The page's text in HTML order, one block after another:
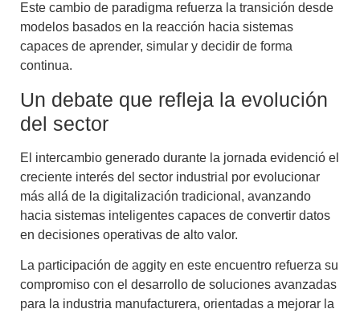
Este cambio de paradigma refuerza la transición desde
modelos basados en la reacción hacia sistemas
capaces de aprender, simular y decidir de forma
continua.
Un debate que refleja la evolución
del sector
El intercambio generado durante la jornada evidenció el
creciente interés del sector industrial por evolucionar
más allá de la digitalización tradicional, avanzando
hacia sistemas inteligentes capaces de convertir datos
en decisiones operativas de alto valor.
La participación de aggity en este encuentro refuerza su
compromiso con el desarrollo de soluciones avanzadas
para la industria manufacturera, orientadas a mejorar la